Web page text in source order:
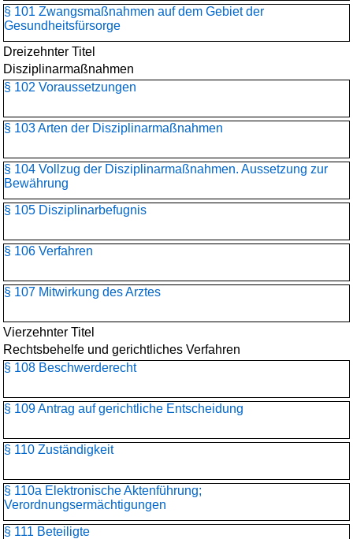
§ 101 Zwangsmaßnahmen auf dem Gebiet der
Gesundheitsfürsorge
Dreizehnter Titel
Disziplinarmaßnahmen
§ 102 Voraussetzungen
§ 103 Arten der Disziplinarmaßnahmen
§ 104 Vollzug der Disziplinarmaßnahmen. Aussetzung zur
Bewährung
§ 105 Disziplinarbefugnis
§ 106 Verfahren
§ 107 Mitwirkung des Arztes
Vierzehnter Titel
Rechtsbehelfe und gerichtliches Verfahren
§ 108 Beschwerderecht
§ 109 Antrag auf gerichtliche Entscheidung
§ 110 Zuständigkeit
§ 110a Elektronische Aktenführung;
Verordnungsermächtigungen
§ 111 Beteiligte